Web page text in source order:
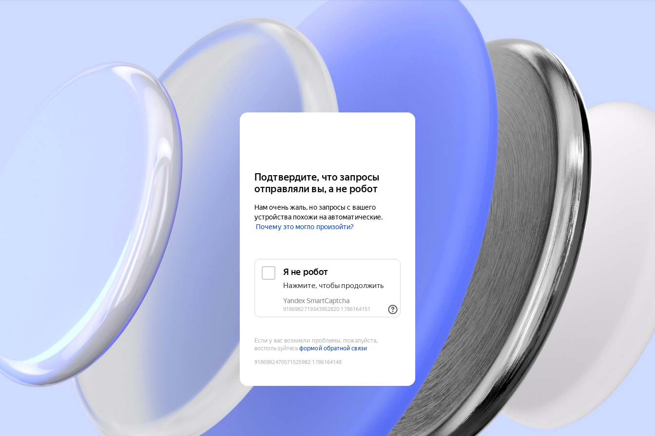
Подтвердите, что запросы
отправляли вы, а не робот
Нам очень жаль, но запросы с вашего
устройства похожи на автоматические.
Почему это могло произойти?
Если у вас возникли проблемы, пожалуйста,
воспользуйтесьформой обратной связи
9186982470571525982:1786164148